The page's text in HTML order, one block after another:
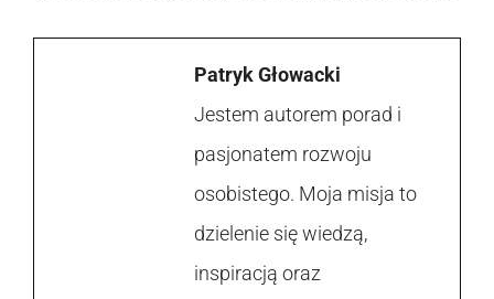
Patryk Głowacki
Jestem autorem porad i
pasjonatem rozwoju
osobistego. Moja misja to
dzielenie się wiedzą,
inspiracją oraz